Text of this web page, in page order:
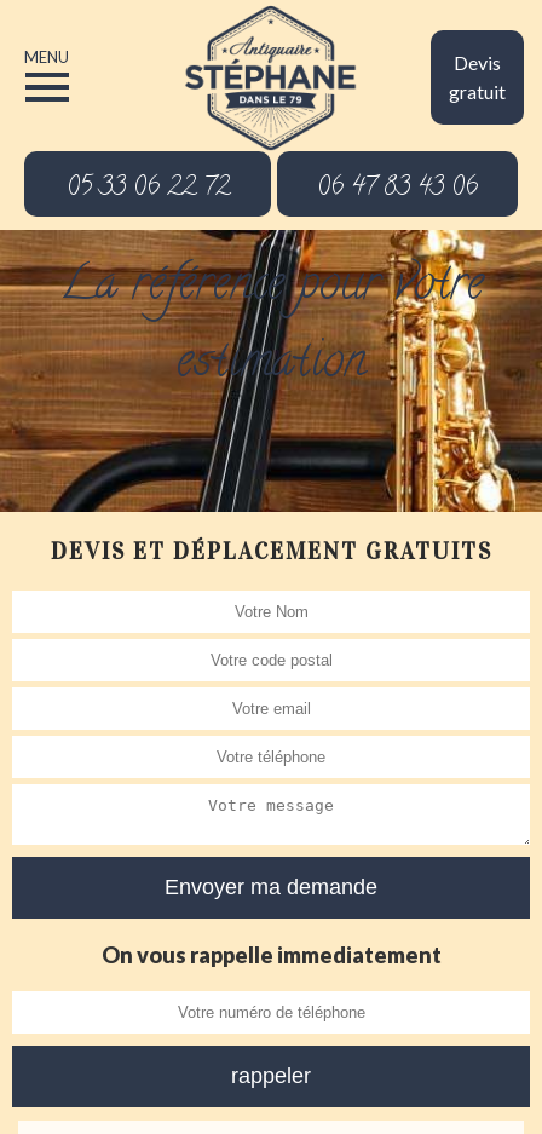
Devis
gratuit
MENU
05 33 06 22 72 06 47 83 43 06
La référence pour votre
estimation
DEVIS ET DÉPLACEMENT GRATUITS
On vous rappelle immediatement